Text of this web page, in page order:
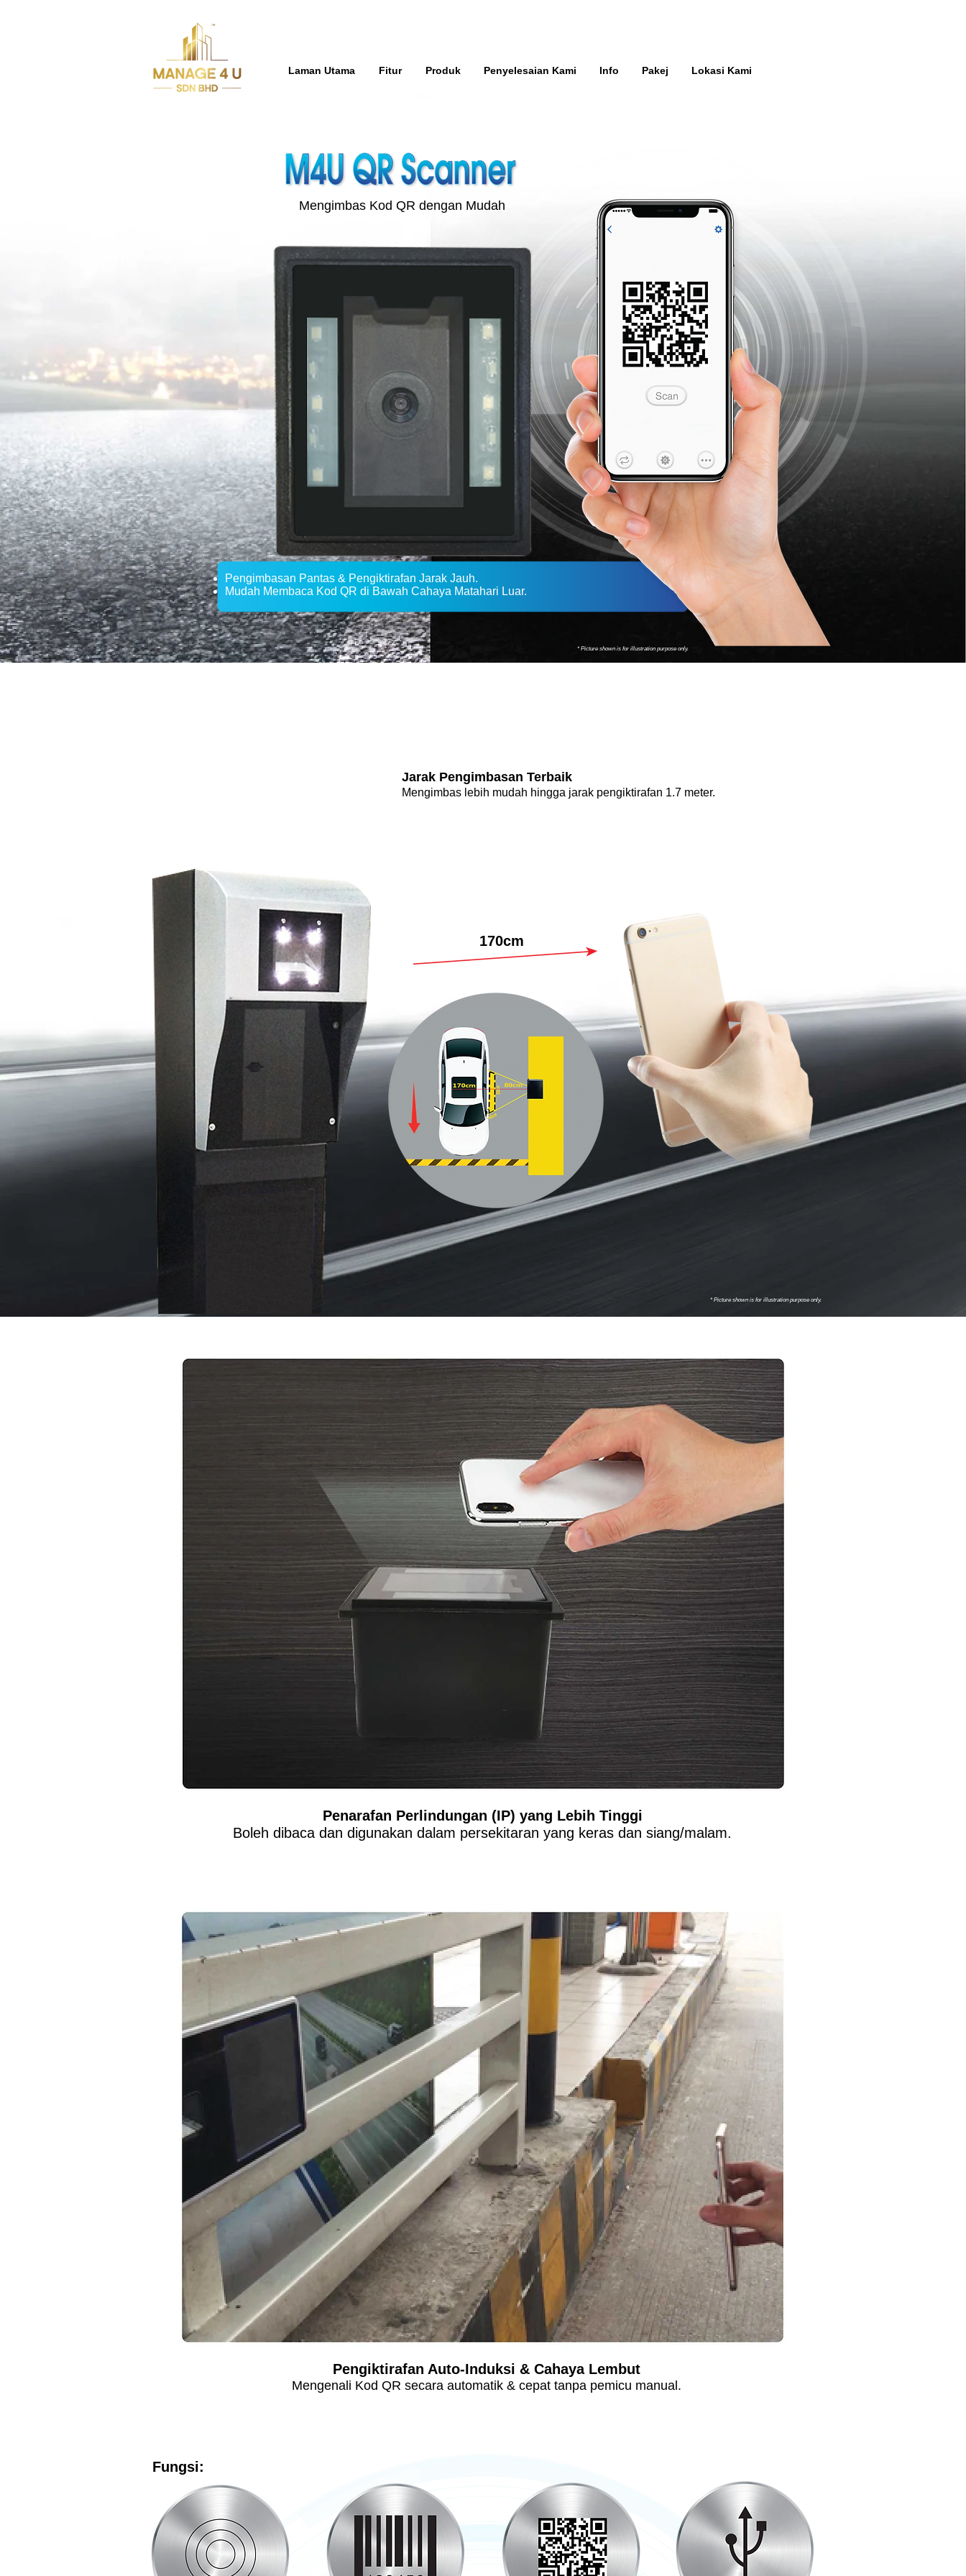
Laman Utama Fitur Produk Penyelesaian Kami Info Pakej Lokasi Kami
Mengimbas Kod QR dengan Mudah
Pengimbasan Pantas & Pengiktirafan Jarak Jauh.
Mudah Membaca Kod QR di Bawah Cahaya Matahari Luar.
* Picture shown is for illustration purpose only.
​Jarak Pengimbasan Terbaik
Mengimbas lebih mudah hingga jarak pengiktirafan 1.7 meter.
* Picture shown is for illustration purpose only.
170cm
Penarafan Perlindungan (IP) yang Lebih Tinggi
Boleh dibaca dan digunakan dalam persekitaran yang keras dan siang/malam.
Pengiktirafan Auto-Induksi & Cahaya Lembut
Mengenali Kod QR secara automatik & cepat tanpa pemicu manual.
Fungsi: